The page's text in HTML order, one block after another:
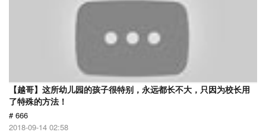
【越哥】这所幼儿园的孩子很特别，永远都长不大，只因为校长用
了特殊的方法！
# 666
2018-09-14 02:58